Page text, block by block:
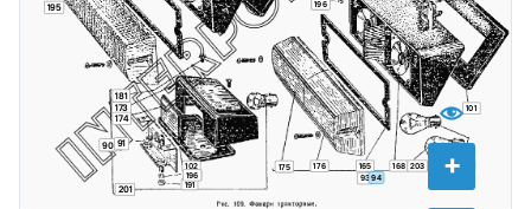
+
90 91
93 94
101
102 165 168
173
174
175 176
181
191
195
196
196
201
202
203